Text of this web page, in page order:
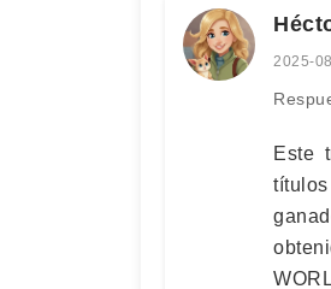
2025-
Este